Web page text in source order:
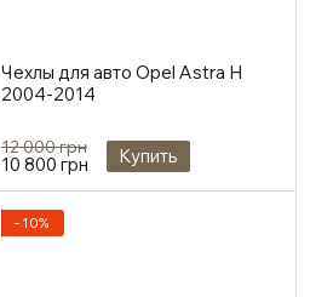
Чехлы для авто Opel Astra H
2004-2014
12 000 грн
10 800 грн Купить
−10%